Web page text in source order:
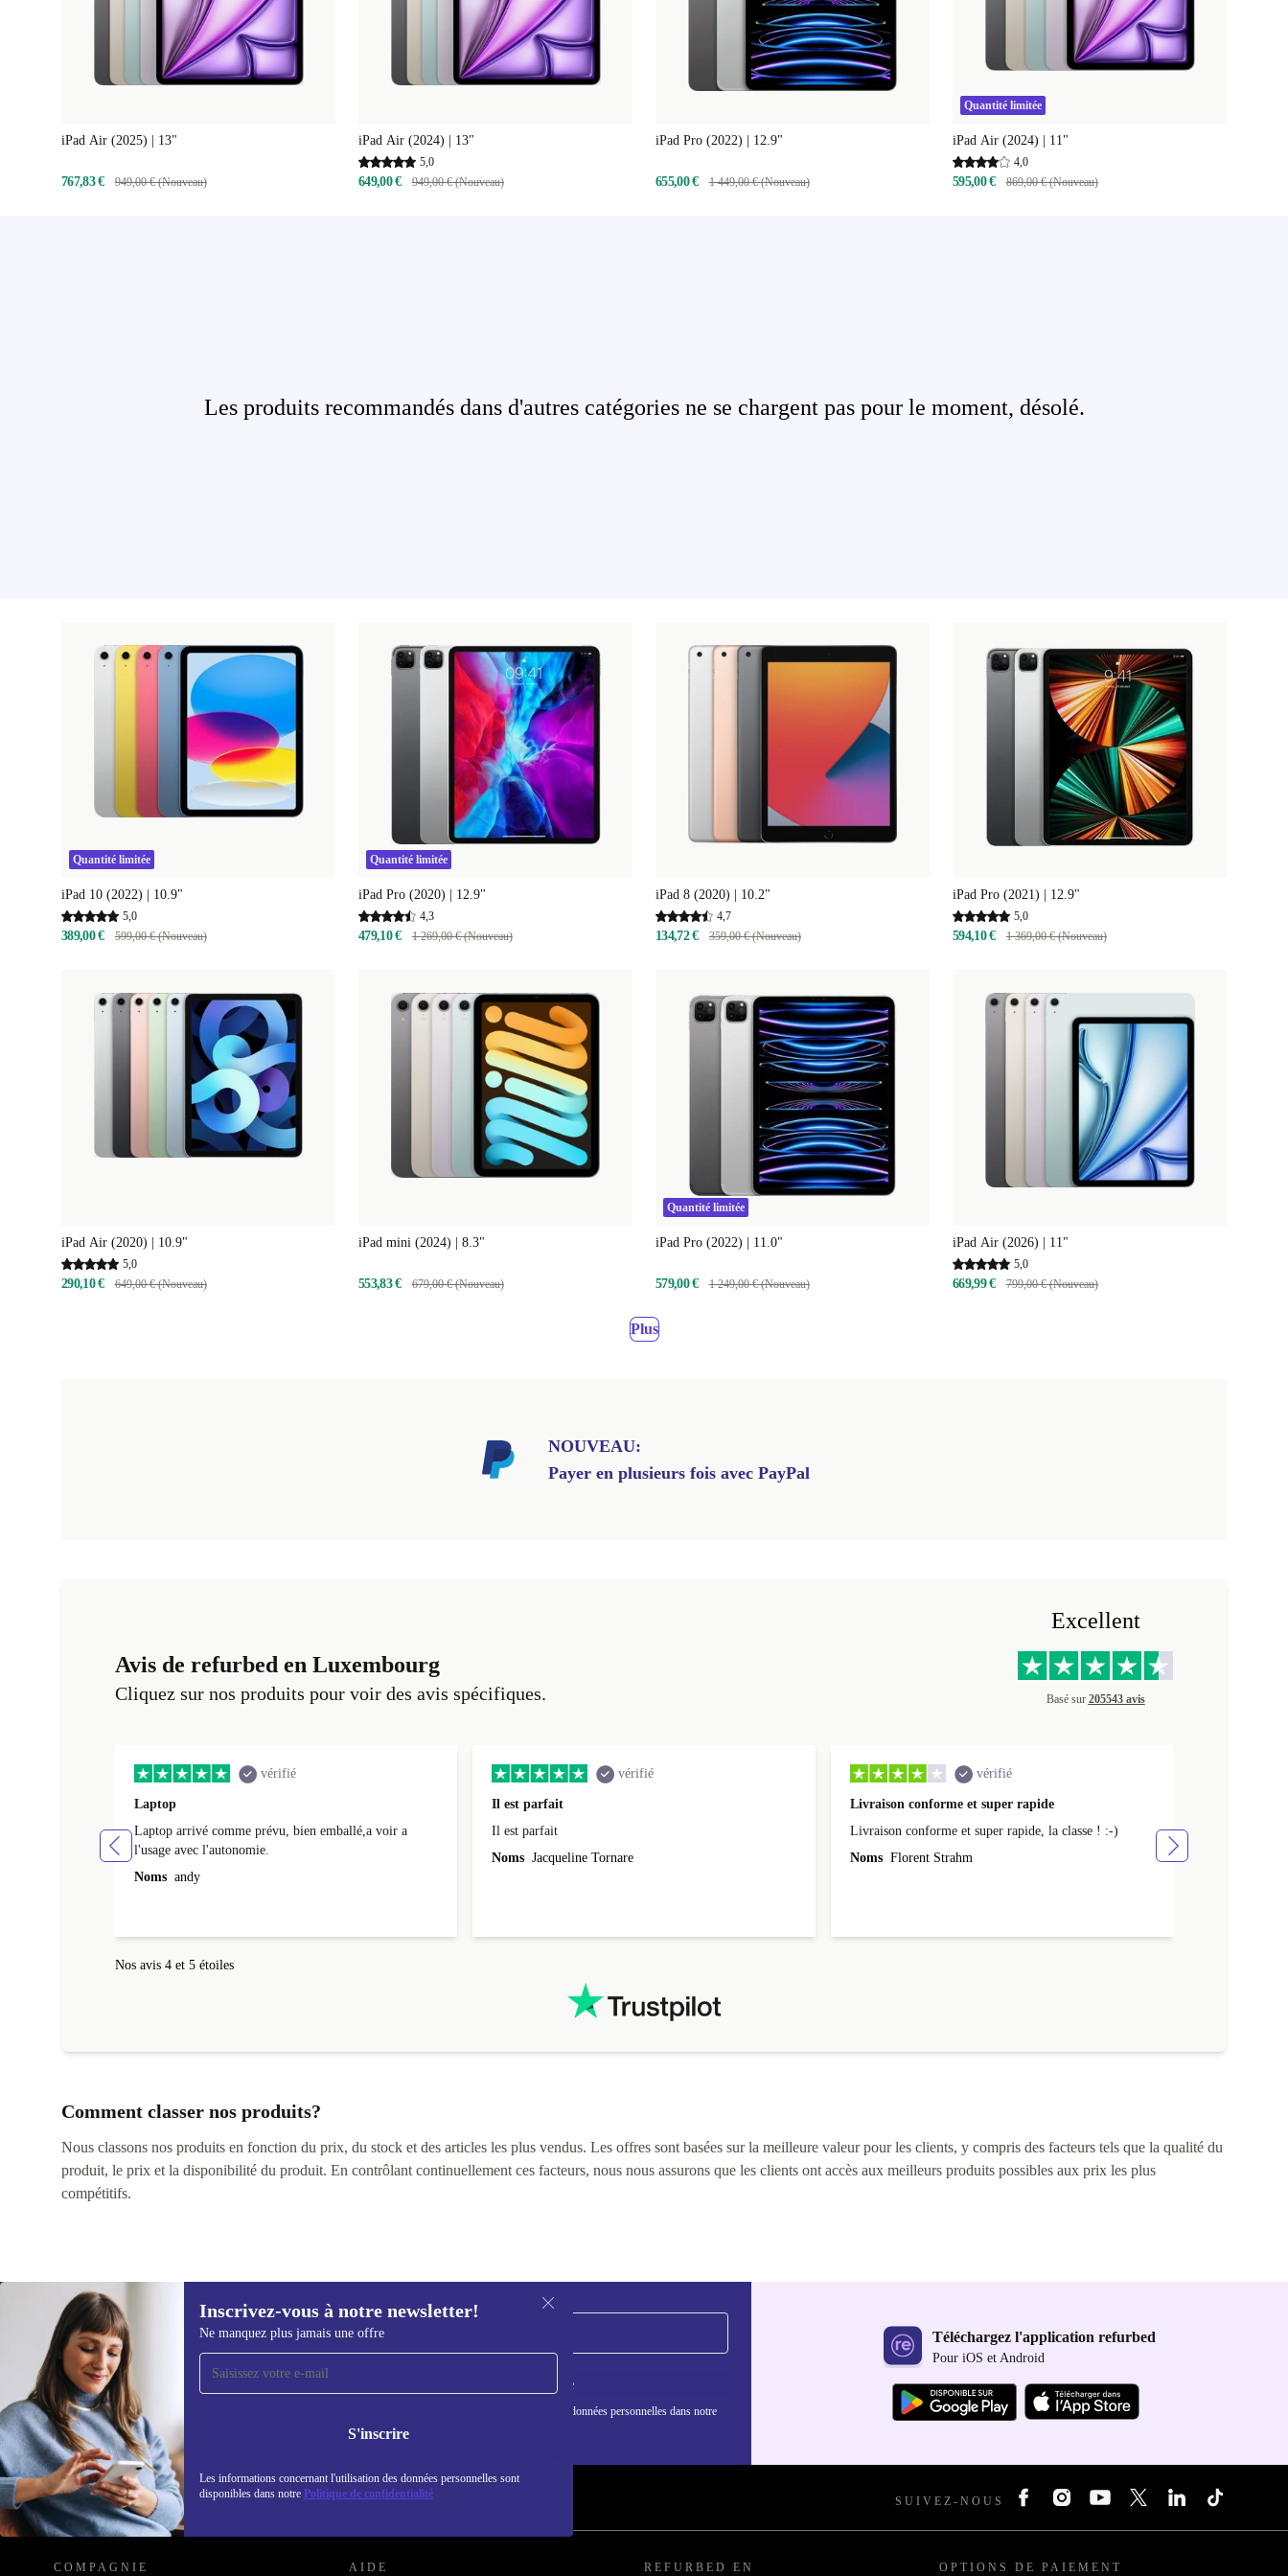
iPad Air (2025) | 13"
767,83 € 949,00 € (Nouveau)
iPad Air (2024) | 13"
5,0
649,00 € 949,00 € (Nouveau)
Les produits recommandés dans d'autres catégories ne se chargent pas pour le moment, désolé.
iPad Pro (2022) | 12.9"
655,00 € 1 449,00 € (Nouveau)
Quantité limitée
iPad Air (2024) | 11"
4,0
595,00 € 869,00 € (Nouveau)
Quantité limitée
iPad 10 (2022) | 10.9"
5,0
389,00 € 599,00 € (Nouveau)
Quantité limitée
iPad Pro (2020) | 12.9"
4,3
479,10 € 1 269,00 € (Nouveau)
iPad 8 (2020) | 10.2"
4,7
134,72 € 359,00 € (Nouveau)
iPad Pro (2021) | 12.9"
5,0
594,10 € 1 369,00 € (Nouveau)
iPad Air (2020) | 10.9"
5,0
290,10 € 649,00 € (Nouveau)
iPad mini (2024) | 8.3"
553,83 € 679,00 € (Nouveau)
Quantité limitée
iPad Pro (2022) | 11.0"
579,00 € 1 249,00 € (Nouveau)
iPad Air (2026) | 11"
5,0
669,99 € 799,00 € (Nouveau)
Plus
NOUVEAU:
Payer en plusieurs fois avec PayPal
Avis de refurbed en Luxembourg
Cliquez sur nos produits pour voir des avis spécifiques.
Excellent
Basé sur 205543 avis
vérifié
Laptop
Laptop arrivé comme prévu, bien emballé,a voir a
l'usage avec l'autonomie.
Noms andy
vérifié
Il est parfait
Il est parfait
Noms Jacqueline Tornare
vérifié
Livraison conforme et super rapide
Livraison conforme et super rapide, la classe ! :-)
Noms Florent Strahm
Nos avis 4 et 5 étoiles
Comment classer nos produits?
Nous classons nos produits en fonction du prix, du stock et des articles les plus vendus. Les offres sont basées sur la meilleure valeur pour les clients, y compris des facteurs tels que la qualité du
produit, le prix et la disponibilité du produit. En contrôlant continuellement ces facteurs, nous nous assurons que les clients ont accès aux meilleurs produits possibles aux prix les plus
compétitifs.
Inscrivez-vous à notre newsletter!
Ne manquez plus jamais une offre
S'inscrire
Les informations concernant l'utilisation des données personnelles sont
disponibles dans notre Politique de confidentialité
Recevoir offres et infos de
refurbed par mail
Ne manquez plus aucune offre.
S'inscrire
Retrouvez les informations sur l'utilisation des données personnelles dans notre
politique de confidentialité
Téléchargez l'application refurbed
Pour iOS et Android
REFURBED LUXEMBOURG - RETHINK NEW. SUIVEZ-NOUS
COMPAGNIE AIDE REFURBED EN OPTIONS DE PAIEMENT